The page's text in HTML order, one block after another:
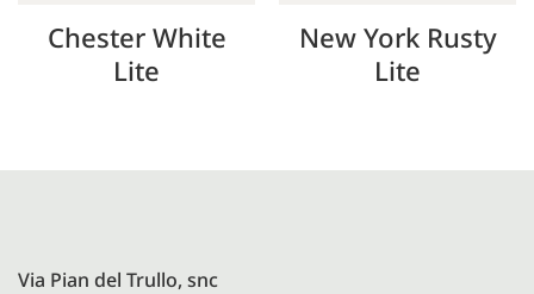
Chester White
Lite
New York Rusty
Lite
Via Pian del Trullo, snc